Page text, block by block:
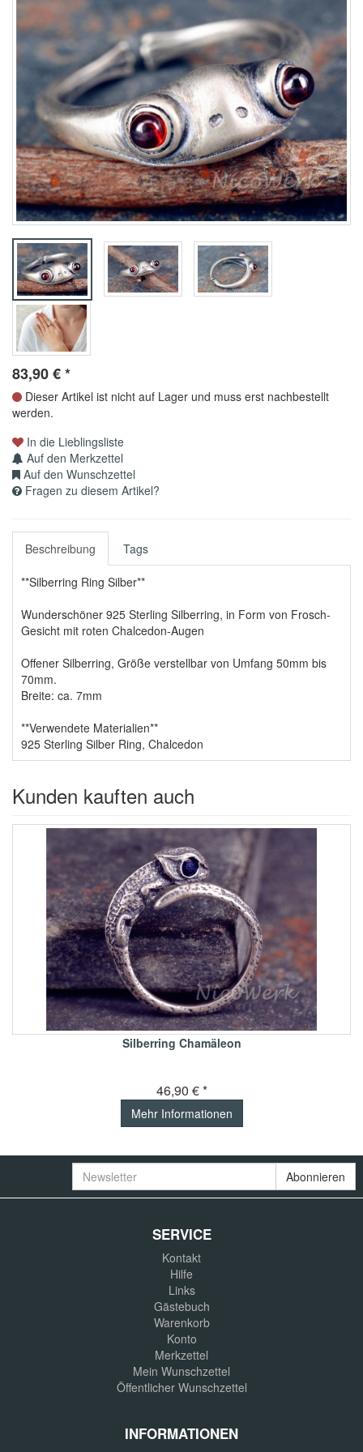
83,90€*
Dieser Artikel ist nicht auf Lager und muss erst nachbestellt
werden.
In die Lieblingsliste
Auf den Merkzettel
Auf den Wunschzettel
Fragen zu diesem Artikel?
Beschreibung Tags
**Silberring Ring Silber**
Wunderschöner 925 Sterling Silberring, in Form von Frosch-
Gesicht mit roten Chalcedon-Augen
Offener Silberring, Größe verstellbar von Umfang 50mm bis
70mm.
Breite: ca. 7mm
**Verwendete Materialien**
925 Sterling Silber Ring, Chalcedon
Kunden kauften auch
Silberring Chamäleon
46,90 € *
Mehr Informationen
Newsletter Abonnieren
SERVICE
Kontakt
Hilfe
Links
Gästebuch
Warenkorb
Konto
Merkzettel
Mein Wunschzettel
Öffentlicher Wunschzettel
INFORMATIONEN